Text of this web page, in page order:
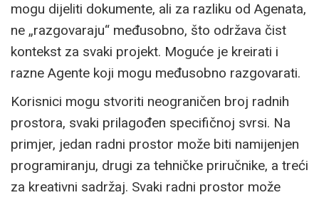
mogu dijeliti dokumente, ali za razliku od Agenata,
ne „razgovaraju“ međusobno, što održava čist
kontekst za svaki projekt. Moguće je kreirati i
razne Agente koji mogu međusobno razgovarati.
Korisnici mogu stvoriti neograničen broj radnih
prostora, svaki prilagođen specifičnoj svrsi. Na
primjer, jedan radni prostor može biti namijenjen
programiranju, drugi za tehničke priručnike, a treći
za kreativni sadržaj. Svaki radni prostor može